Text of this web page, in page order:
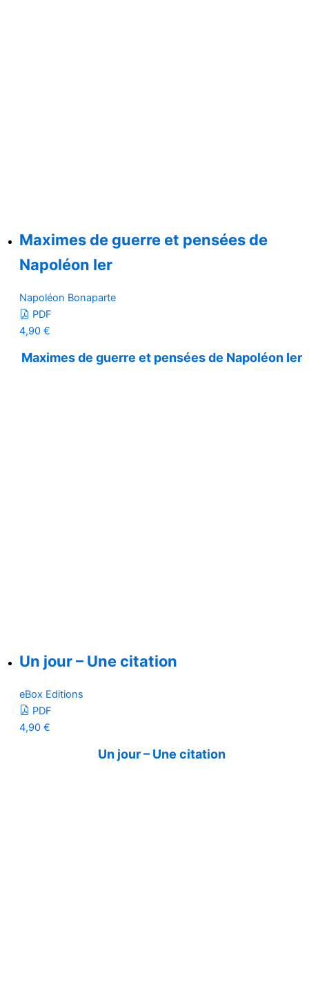
Maximes de guerre et pensées de
Napoléon Ier
Napoléon Bonaparte
PDF
4,90 €
Maximes de guerre et pensées de Napoléon Ier
Un jour – Une citation
eBox Editions
PDF
4,90 €
Un jour – Une citation